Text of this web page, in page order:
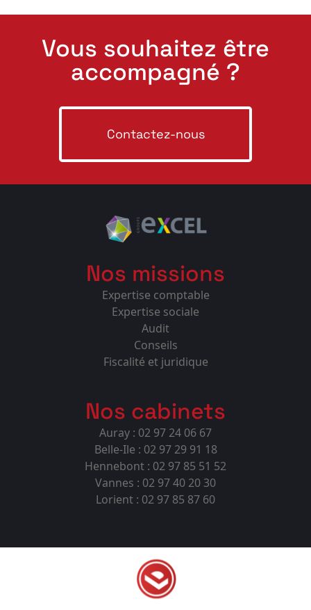
Vous souhaitez être
accompagné ?
Contactez-nous
Nos missions
Expertise comptable
Expertise sociale
Audit
Conseils
Fiscalité et juridique
Nos cabinets
Auray : 02 97 24 06 67
Belle-Ile : 02 97 29 91 18
Hennebont : 02 97 85 51 52
Vannes : 02 97 40 20 30
Lorient : 02 97 85 87 60